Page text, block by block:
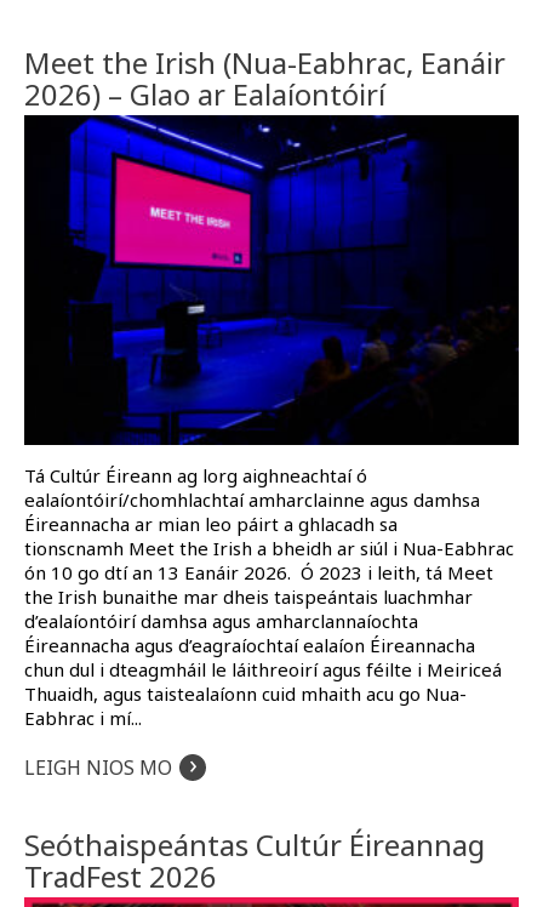
Meet the Irish (Nua-Eabhrac, Eanáir
2026) – Glao ar Ealaíontóirí
Tá Cultúr Éireann ag lorg aighneachtaí ó
ealaíontóirí/chomhlachtaí amharclainne agus damhsa
Éireannacha ar mian leo páirt a ghlacadh sa
tionscnamh Meet the Irish a bheidh ar siúl i Nua-Eabhrac
ón 10 go dtí an 13 Eanáir 2026. Ó 2023 i leith, tá Meet
the Irish bunaithe mar dheis taispeántais luachmhar
d’ealaíontóirí damhsa agus amharclannaíochta
Éireannacha agus d’eagraíochtaí ealaíon Éireannacha
chun dul i dteagmháil le láithreoirí agus féilte i Meiriceá
Thuaidh, agus taistealaíonn cuid mhaith acu go Nua-
Eabhrac i mí...
LEIGH NIOS MO ›
Seóthaispeántas Cultúr Éireannag
TradFest 2026